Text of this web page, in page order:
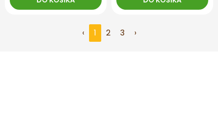
‹ 1 2 3 ›